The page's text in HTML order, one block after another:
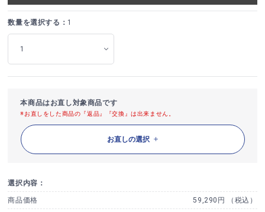
数量を選択する： 1
本商品はお直し対象商品です
※お直しをした商品の『返品』『交換』は出来ません。
お直しの選択
選択内容：
商品価格 59,290円 （税込）